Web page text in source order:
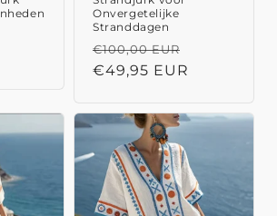
Aanbiedingsprijs
Onvergetelijke
Stranddagen
Normale
prijs
€100,00 EUR
€49,95 EUR